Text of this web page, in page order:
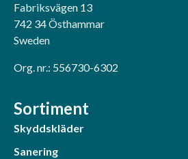
Fabriksvägen 13
742 34 Östhammar
Sweden
Org. nr.: 556730-6302
Sortiment
Skyddskläder
Sanering